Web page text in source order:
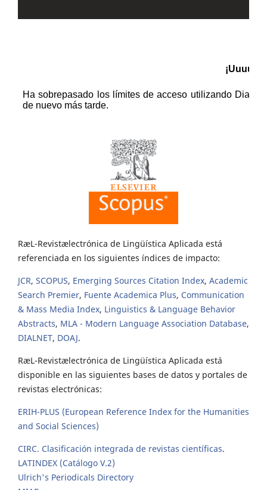
RæL-Revistælectrónica de Lingüística Aplicada está
referenciada en los siguientes índices de impacto:
JCR, SCOPUS, Emerging Sources Citation Index, Academic
Search Premier, Fuente Academica Plus, Communication
& Mass Media Index, Linguistics & Language Behavior
Abstracts, MLA - Modern Language Association Database,
DIALNET, DOAJ.
RæL-Revistælectrónica de Lingüística Aplicada está
disponible en las siguientes bases de datos y portales de
revistas electrónicas:
ERIH-PLUS (European Reference Index for the Humanities
and Social Sciences)
CIRC. Clasificación integrada de revistas científicas.
LATINDEX (Catálogo V.2)
Ulrich's Periodicals Directory